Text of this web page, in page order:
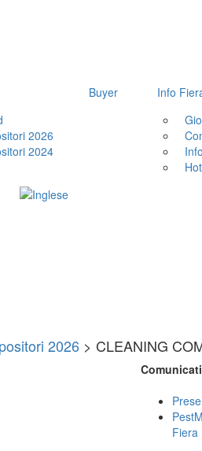
2026
2024
Buyer
Info
2026 > CLEANING
Fiera